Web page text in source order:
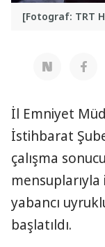
[Fotograf: TRT
İl Emniyet
İstihbarat
çalışma
yabancı
başlatıldı.